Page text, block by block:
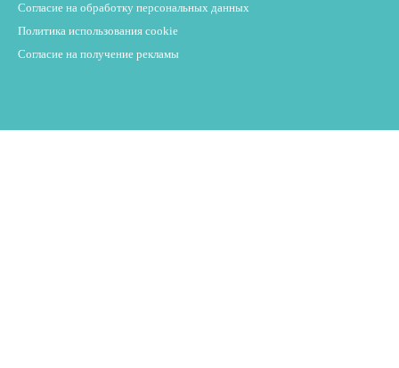
Согласие на обработку персональных данных
Политика использования cookie
Согласие на получение рекламы